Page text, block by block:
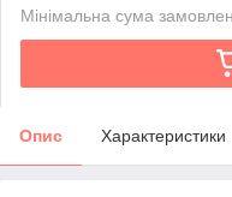
Мінімальна сума
Опис Характеристики